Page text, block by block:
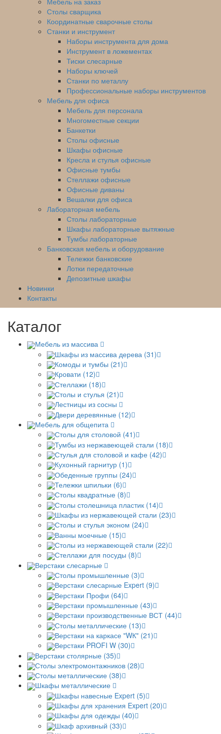
Столы сварщика
Координатные сварочные столы
Станки и инструмент
Наборы инструмента для дома
Инструмент в ложементах
Тиски слесарные
Наборы ключей
Станки по металлу
Профессиональные наборы инструментов
Мебель для офиса
Мебель для персонала
Многоместные секции
Банкетки
Столы офисные
Шкафы офисные
Кресла и стулья офисные
Офисные тумбы
Стеллажи офисные
Офисные диваны
Вешалки для офиса
Лабораторная мебель
Столы лабораторные
Шкафы лабораторные вытяжные
Тумбы лабораторные
Банковская мебель и оборудование
Тележки банковские
Лотки передаточные
Депозитные шкафы
Новинки
Контакты
Каталог
Мебель из массива
Шкафы из массива дерева (31)
Комоды и тумбы (21)
Кровати (12)
Стеллажи (18)
Столы и стулья (21)
Лестницы из сосны
Двери деревянные (12)
Мебель для общепита
Столы для столовой (41)
Тумбы из нержавеющей стали (18)
Стулья для столовой и кафе (42)
Кухонный гарнитур (1)
Обеденные группы (24)
Тележки шпильки (6)
Столы квадратные (8)
Столы столешница пластик (14)
Шкафы из нержавеющей стали (23)
Столы и стулья эконом (24)
Ванны моечные (15)
Столы из нержавеющей стали (22)
Стеллажи для посуды (8)
Верстаки слесарные
Столы промышленные (3)
Верстаки слесарные Expert (9)
Верстаки Профи (64)
Верстаки промышленные (43)
Верстаки производственные ВСТ (44)
Столы металлические (13)
Верстаки на каркасе "WК" (21)
Верстаки PROFI W (30)
Верстаки столярные (35)
Столы электромонтажников (28)
Столы металлические (38)
Шкафы металлические
Шкафы навесные Expert (5)
Шкафы для хранения Expert (20)
Шкафы для одежды (40)
Шкаф архивный (33)